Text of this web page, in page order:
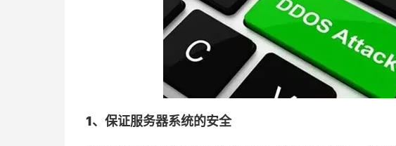
1、保证服务器系统的安全